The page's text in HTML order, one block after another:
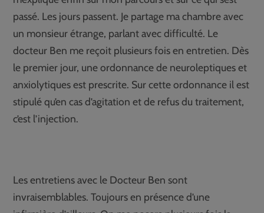
passé. Les jours passent. Je partage ma chambre avec
un monsieur étrange, parlant avec difficulté. Le
docteur Ben me reçoit plusieurs fois en entretien. Dès
le premier jour, une ordonnance de neuroleptiques et
anxiolytiques est prescrite. Sur cette ordonnance il est
stipulé qu’en cas d’agitation et de refus du traitement,
c’est l’injection.
Les entretiens avec le Docteur Ben sont
invraisemblables. Toujours en présence d’une